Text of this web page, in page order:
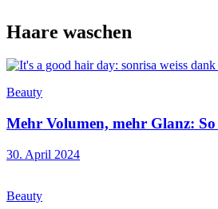
Haare waschen
Beauty
Mehr Volumen, mehr Glanz:
30. April 2024
Beauty